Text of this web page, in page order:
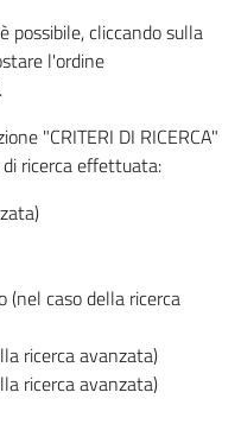
possibile, cliccando sulla
l'ordine
"CRITERI DI RICERCA"
ricerca effettuata:
caso della ricerca
ricerca avanzata)
ricerca avanzata)